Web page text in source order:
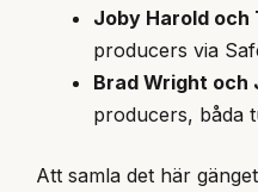
Joby Harold och
producers via
Brad Wright och
producers, båda
Att samla det här